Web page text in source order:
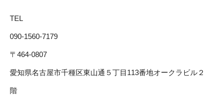
TEL
090-1560-7179
〒464-0807
愛知県名古屋市千種区東山通５丁目113番地オークラビル２
階